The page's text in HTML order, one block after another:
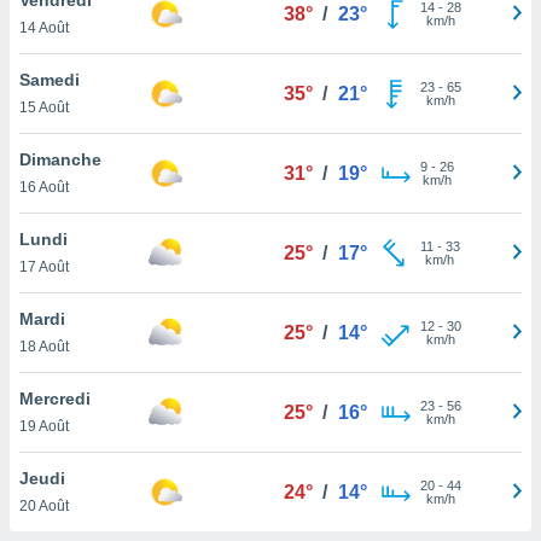
et
»,
au
vous
qu'ils
ou
le
ainsi
un
la
du
14 Août
38° / 23° 14- 28
km/h
Samedi
15 Août
35° / 21° 23- 65
km/h
Dimanche
16 Août
31° / 19° 9- 26
km/h
Lundi
17 Août
25° / 17° 11 - 33
km/h
Mardi
18 Août
25° / 14° 12- 30
km/h
Mercredi
19 Août
25° / 16° 23- 56
km/h
Jeudi
20 Août
24° / 14° 20- 44
km/h